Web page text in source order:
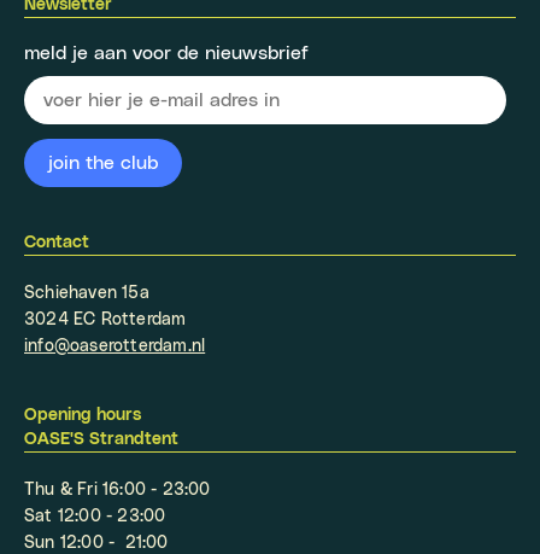
Newsletter
meld je aan voor de nieuwsbrief
Contact
Schiehaven 15a
3024 EC Rotterdam
info@oaserotterdam.nl
Opening hours
OASE'S Strandtent
Thu & Fri 16:00 - 23:00
Sat 12:00 - 23:00
Sun 12:00 - 21:00